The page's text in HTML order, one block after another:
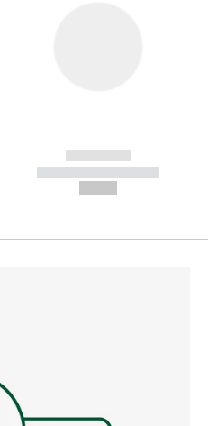
------------
----------- -----------